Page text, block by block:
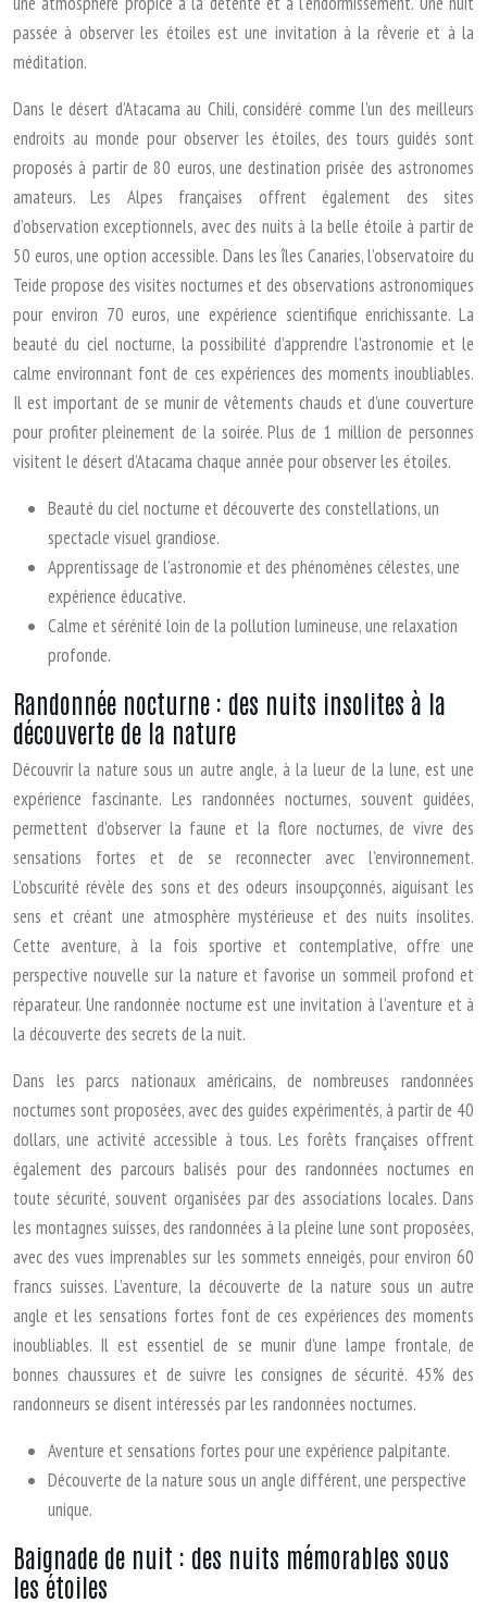
passée à observer les étoiles est une invitation à la rêverie et à la
méditation.
Dans le désert d’Atacama au Chili, considéré comme l’un des meilleurs
endroits au monde pour observer les étoiles, des tours guidés sont
proposés à partir de 80 euros, une destination prisée des astronomes
amateurs. Les Alpes françaises offrent également des sites
d’observation exceptionnels, avec des nuits à la belle étoile à partir de
50 euros, une option accessible. Dans les îles Canaries, l’observatoire du
Teide propose des visites nocturnes et des observations astronomiques
pour environ 70 euros, une expérience scientifique enrichissante. La
beauté du ciel nocturne, la possibilité d’apprendre l’astronomie et le
calme environnant font de ces expériences des moments inoubliables.
Il est important de se munir de vêtements chauds et d’une couverture
pour profiter pleinement de la soirée. Plus de 1 million de personnes
visitent le désert d’Atacama chaque année pour observer les étoiles.
Beauté du ciel nocturne et découverte des constellations, un
spectacle visuel grandiose.
Apprentissage de l’astronomie et des phénomènes célestes, une
expérience éducative.
Calme et sérénité loin de la pollution lumineuse, une relaxation
profonde.
Randonnée nocturne : des nuits insolites à la
découverte de la nature
Découvrir la nature sous un autre angle, à la lueur de la lune, est une
expérience fascinante. Les randonnées nocturnes, souvent guidées,
permettent d’observer la faune et la flore nocturnes, de vivre des
sensations fortes et de se reconnecter avec l’environnement.
L’obscurité révèle des sons et des odeurs insoupçonnés, aiguisant les
sens et créant une atmosphère mystérieuse et des nuits insolites.
Cette aventure, à la fois sportive et contemplative, offre une
perspective nouvelle sur la nature et favorise un sommeil profond et
réparateur. Une randonnée nocturne est une invitation à l’aventure et à
la découverte des secrets de la nuit.
Dans les parcs nationaux américains, de nombreuses randonnées
nocturnes sont proposées, avec des guides expérimentés, à partir de 40
dollars, une activité accessible à tous. Les forêts françaises offrent
également des parcours balisés pour des randonnées nocturnes en
toute sécurité, souvent organisées par des associations locales. Dans
les montagnes suisses, des randonnées à la pleine lune sont proposées,
avec des vues imprenables sur les sommets enneigés, pour environ 60
francs suisses. L’aventure, la découverte de la nature sous un autre
angle et les sensations fortes font de ces expériences des moments
inoubliables. Il est essentiel de se munir d’une lampe frontale, de
bonnes chaussures et de suivre les consignes de sécurité. 45% des
randonneurs se disent intéressés par les randonnées nocturnes.
Aventure et sensations fortes pour une expérience palpitante.
Découverte de la nature sous un angle différent, une perspective
unique.
Baignade de nuit : des nuits mémorables sous
les étoiles